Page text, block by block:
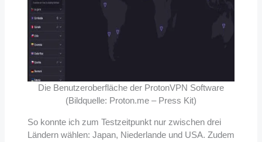
Die Benutzeroberfläche der ProtonVPN Software
(Bildquelle: Proton.me – Press Kit)
So konnte ich zum Testzeitpunkt nur zwischen drei
Ländern wählen: Japan, Niederlande und USA. Zudem